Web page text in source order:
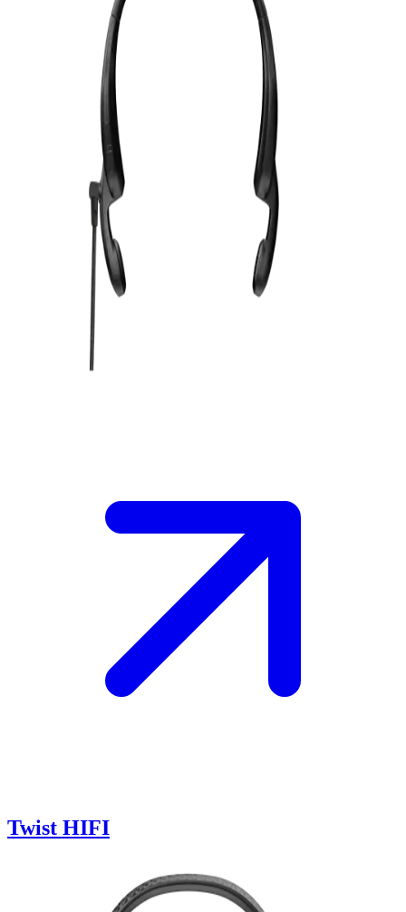
Twist HIFI